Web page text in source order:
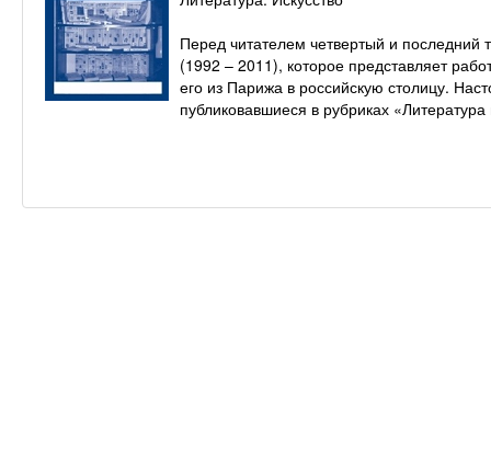
Перед читателем четвертый и последний
(1992 – 2011), которое представляет
его из Парижа в российскую столицу.
публиковавшиеся в рубриках